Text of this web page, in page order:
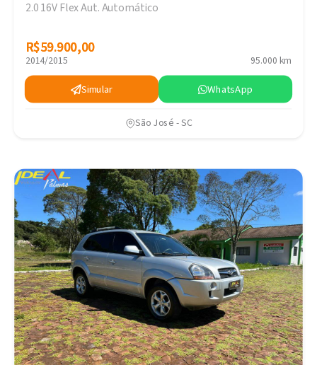
2.0 16V Flex Aut. Automático
R$59.900,00
R$59.900,00
2014/2015 95.000 km
Simular WhatsApp
São José - SC